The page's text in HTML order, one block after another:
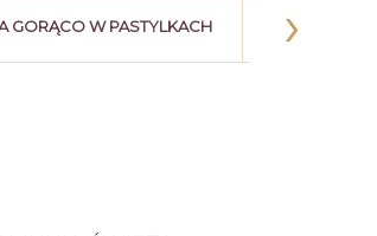
GORĄCO W PASTYLKACH KULE
›